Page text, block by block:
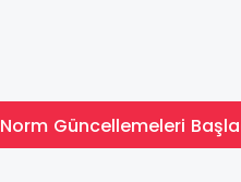
Norm Güncellemeleri